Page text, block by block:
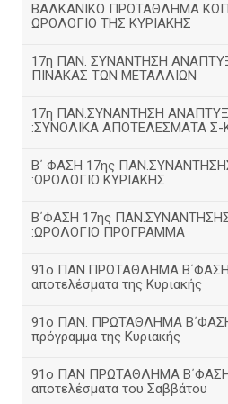
ΒΑΛΚΑΝΙΚΟ ΠΡΩΤΑΘΛΗΜΑ
ΩΡΟΛΟΓΙΟ ΤΗΣ ΚΥΡΙΑΚΗΣ
17η ΠΑΝ. ΣΥΝΑΝΤΗΣΗ
ΠΙΝΑΚΑΣ ΤΩΝ ΜΕΤΑΛΛΙΩΝ
17η ΠΑΝ.ΣΥΝΑΝΤΗΣΗ
:ΣΥΝΟΛΙΚΑ ΑΠΟΤΕΛΕΣΜΑΤΑ Σ-
B΄ ΦΑΣΗ 17ης
:ΩΡΟΛΟΓΙΟ ΚΥΡΙΑΚΗΣ
Β΄ΦΑΣΗ 17ης
:ΩΡΟΛΟΓΙΟ ΠΡΟΓΡΑΜΜΑ
91ο ΠΑΝ.ΠΡΩΤΑΘΛΗΜΑ
αποτελέσματα της Κυριακής
91ο ΠΑΝ. ΠΡΩΤΑΘΛΗΜΑ
πρόγραμμα της Κυριακής
91ο ΠΑΝ ΠΡΩΤΑΘΛΗΜΑ
αποτελέσματα του Σαββάτου